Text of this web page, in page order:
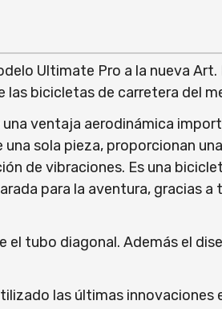
Ultimate Pro a la nueva Art.
bicicletas de carretera del
ventaja aerodinámica
una sola pieza, proporcionan
de vibraciones. Es una
para la aventura, gracias
tubo diagonal. Además el
las últimas innovaciones